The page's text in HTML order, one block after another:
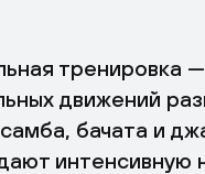
тренировка
движений
бачата и
интенсивную